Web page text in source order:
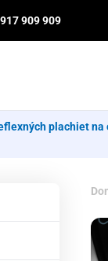
909 909
plachiet